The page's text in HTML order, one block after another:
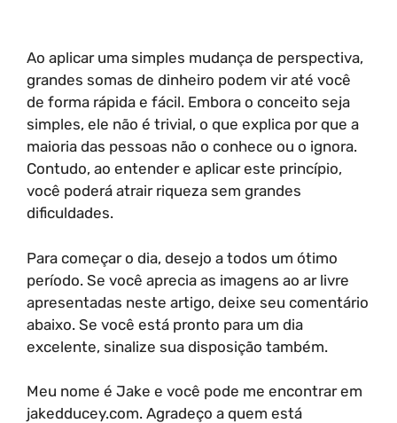
Ao aplicar uma simples mudança de perspectiva,
grandes somas de dinheiro podem vir até você
de forma rápida e fácil. Embora o conceito seja
simples, ele não é trivial, o que explica por que a
maioria das pessoas não o conhece ou o ignora.
Contudo, ao entender e aplicar este princípio,
você poderá atrair riqueza sem grandes
dificuldades.
Para começar o dia, desejo a todos um ótimo
período. Se você aprecia as imagens ao ar livre
apresentadas neste artigo, deixe seu comentário
abaixo. Se você está pronto para um dia
excelente, sinalize sua disposição também.
Meu nome é Jake e você pode me encontrar em
jakedducey.com. Agradeço a quem está